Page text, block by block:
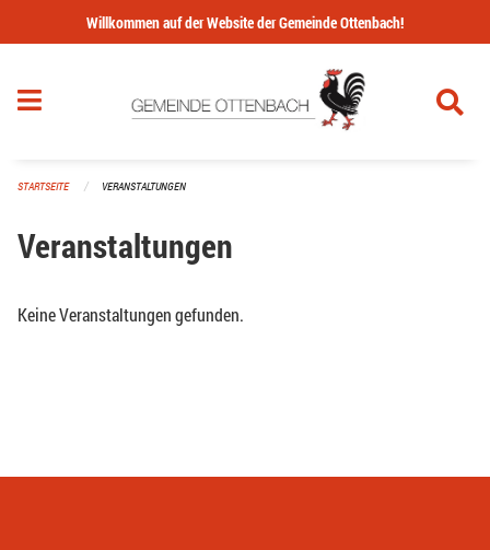
Navigation überspringen
Willkommen auf der Website der Gemeinde Ottenbach!
STARTSEITE VERANSTALTUNGEN
Veranstaltungen
Keine Veranstaltungen gefunden.